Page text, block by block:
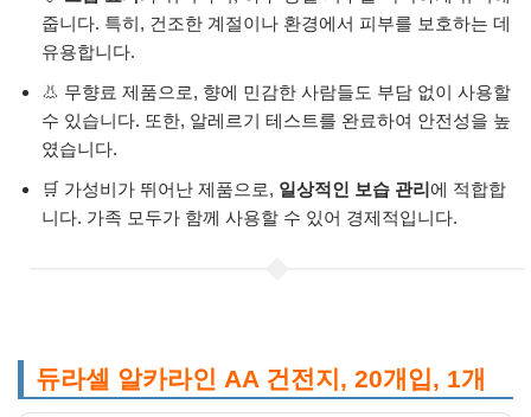
줍니다. 특히, 건조한 계절이나 환경에서 피부를 보호하는 데
유용합니다.
👃 무향료 제품으로, 향에 민감한 사람들도 부담 없이 사용할
수 있습니다. 또한, 알레르기 테스트를 완료하여 안전성을 높
였습니다.
🛒 가성비가 뛰어난 제품으로, 일상적인 보습 관리에 적합합
니다. 가족 모두가 함께 사용할 수 있어 경제적입니다.
듀라셀 알카라인 AA 건전지, 20개입, 1개